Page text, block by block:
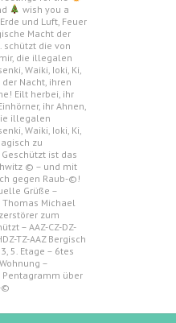
wish you a
und Luft, Feuer
Macht der
schützt die von
die illegalen
Waiki, Ioki, Ki,
Nacht, ihren
Eilt herbei, ihr
ihr Ahnen,
illegalen
Waiki, Ioki, Ki,
zu
ist das
© – und mit
gegen Raub-©!
Grüße –
Thomas Michael
zum
– AAZ-CZ-DZ-
TZ-AAZ Bergisch
5. Etage – 6tes
–
über
©